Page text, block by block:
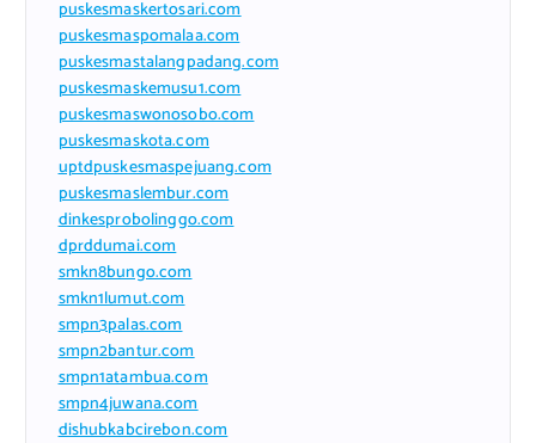
puskesmaskertosari.com
puskesmaspomalaa.com
puskesmastalangpadang.com
puskesmaskemusu1.com
puskesmaswonosobo.com
puskesmaskota.com
uptdpuskesmaspejuang.com
puskesmaslembur.com
dinkesprobolinggo.com
dprddumai.com
smkn8bungo.com
smkn1lumut.com
smpn3palas.com
smpn2bantur.com
smpn1atambua.com
smpn4juwana.com
dishubkabcirebon.com